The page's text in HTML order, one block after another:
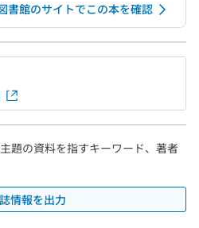
書館のサイトでこの本を確認
題の資料を指すキーワード、著者
情報を出力